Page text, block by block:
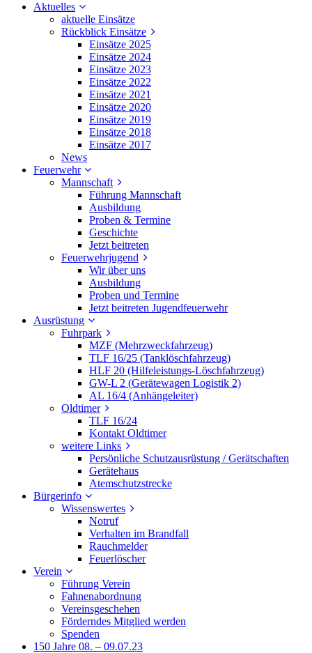
Aktuelles
aktuelle Einsätze
Rückblick Einsätze
Einsätze 2025
Einsätze 2024
Einsätze 2023
Einsätze 2022
Einsätze 2021
Einsätze 2020
Einsätze 2019
Einsätze 2018
Einsätze 2017
News
Feuerwehr
Mannschaft
Führung Mannschaft
Ausbildung
Proben & Termine
Geschichte
Jetzt beitreten
Feuerwehrjugend
Wir über uns
Ausbildung
Proben und Termine
Jetzt beitreten Jugendfeuerwehr
Ausrüstung
Fuhrpark
MZF (Mehrzweckfahrzeug)
TLF 16/25 (Tanklöschfahrzeug)
HLF 20 (Hilfeleistungs-Löschfahrzeug)
GW-L 2 (Gerätewagen Logistik 2)
AL 16/4 (Anhängeleiter)
Oldtimer
TLF 16/24
Kontakt Oldtimer
weitere Links
Persönliche Schutzausrüstung / Gerätschaften
Gerätehaus
Atemschutzstrecke
Bürgerinfo
Wissenswertes
Notruf
Verhalten im Brandfall
Rauchmelder
Feuerlöscher
Verein
Führung Verein
Fahnenabordnung
Vereinsgeschehen
Förderndes Mitglied werden
Spenden
150 Jahre 08. – 09.07.23